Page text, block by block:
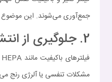
جمع‌آوری می‌شوند. این موضوع
2. جلوگیری از انتشار آلاینده‌ها
مشکلات تنفسی یا آلرژی رنج